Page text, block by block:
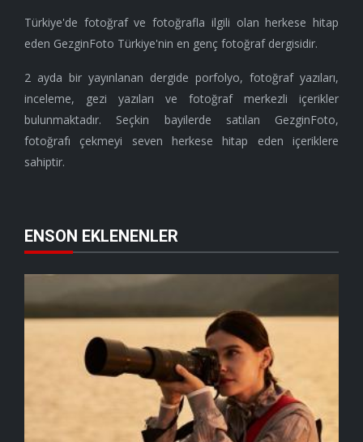
Türkiye'de fotoğraf ve fotoğrafla ilgili olan herkese hitap
eden GezginFoto Türkiye'nin en genç fotoğraf dergisidir.
2 ayda bir yayınlanan dergide porfolyo, fotoğraf yazıları,
inceleme, gezi yazıları ve fotoğraf merkezli içerikler
bulunmaktadır. Seçkin bayilerde satılan GezginFoto,
fotoğrafı çekmeyi seven herkese hitap eden içeriklere
sahiptir.
ENSON EKLENENLER